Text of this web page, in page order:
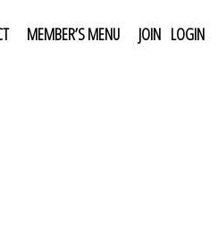
MEMBER’S MENU JOIN LOGIN